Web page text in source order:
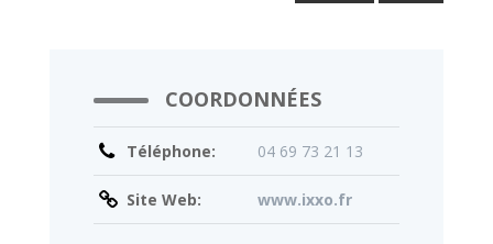
COORDONNÉES
Téléphone: 04 69 73 21 13
Site Web: www.ixxo.fr